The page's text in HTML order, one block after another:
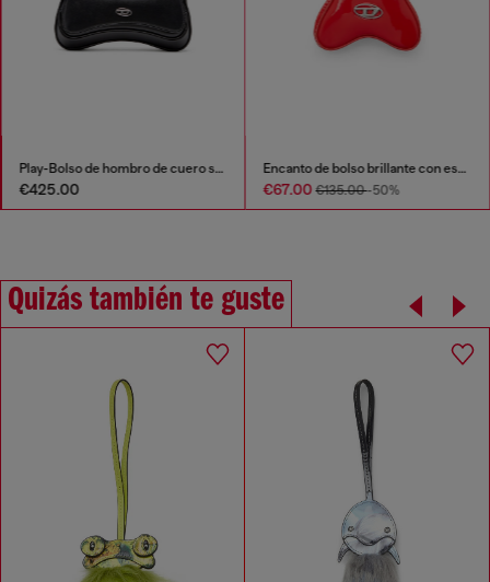
Play-Bolso de hombro de cuero semibrillante
€425.00
Encanto de bolso brillante con espejo
€67.00€135.00-50%
Quizás también te guste